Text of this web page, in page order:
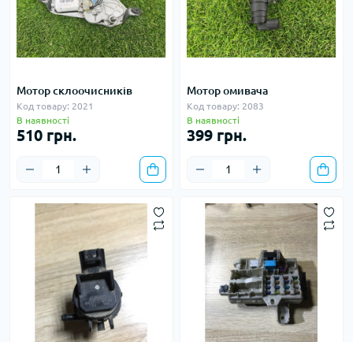
Мотор склоочисників
Код товару: 2021
В наявності
510 грн.
Мотор омивача
Код товару: 2083
В наявності
399 грн.